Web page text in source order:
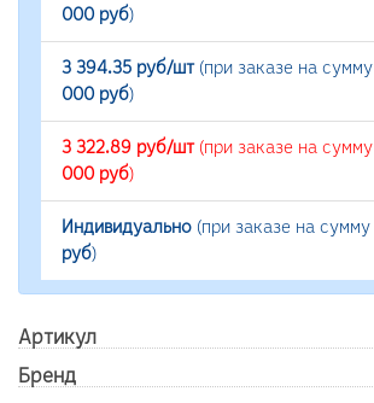
000 руб)
3 394.35 руб/шт(при заказе на сумму
000 руб)
3 322.89 руб/шт(при заказе на сумму
000 руб)
Индивидуально (при заказе на сумму
руб)
Артикул
Бренд